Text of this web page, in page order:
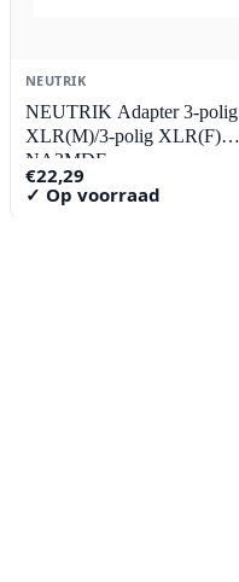
NEUTRIK
NEUTRIK Adapter 3-polig
XLR(M)/3-polig XLR(F)
NA3MDF
€22,29
✓ Op voorraad